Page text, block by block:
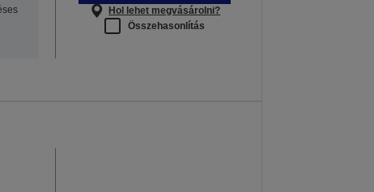
Hol lehet megvásárolni?
Összehasonlítás